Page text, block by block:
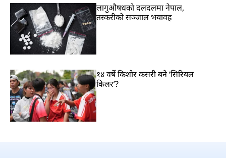
लागुऔषधको दलदलमा नेपाल,
तस्करीको सञ्जाल भयावह
१४ वर्षे किशोर कसरी बने ‘सिरियल
किलर’?